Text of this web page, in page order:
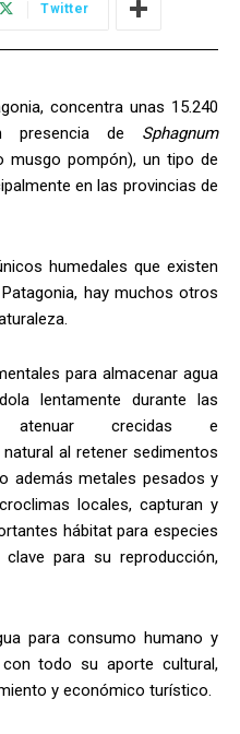
Twitter
concentra unas 15.240
presencia de Sphagnum
pompón), un tipo de
en las provincias de
humedales que existen
hay muchos otros
para almacenar agua
lentamente durante las
crecidas e
al retener sedimentos
además metales pesados y
locales, capturan y
hábitat para especies
para su reproducción,
para consumo humano y
todo su aporte cultural,
y económico turístico.